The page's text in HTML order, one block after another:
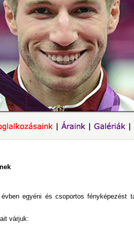
egyéni és csoportos fényképezést
várjuk: